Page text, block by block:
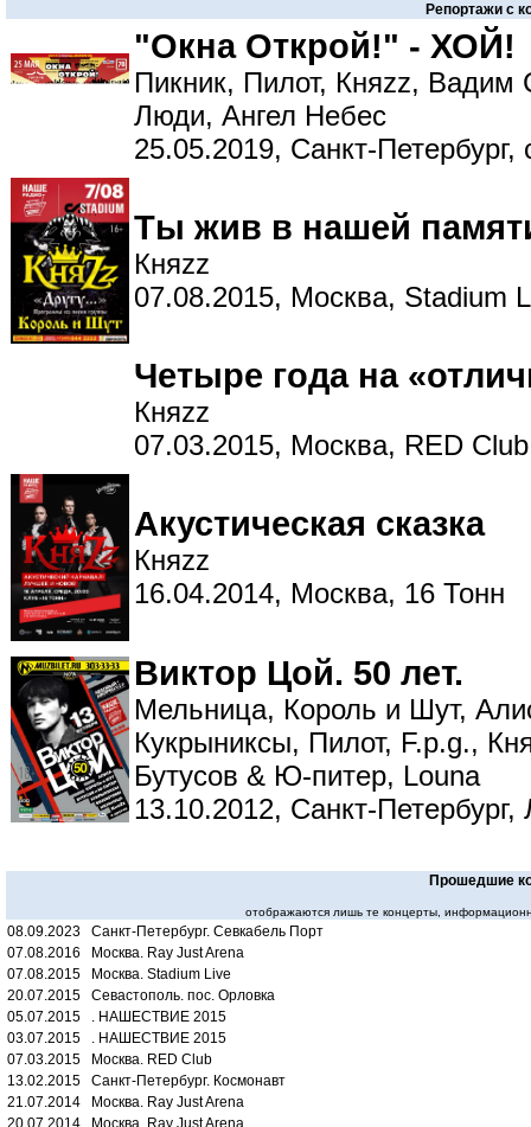
Репортажи с
"Окна Открой!" - ХОЙ!
Пикник, Пилот, Княzz,
Люди, Ангел Небес
25.05.2019, Санкт-
Ты жив в нашей
Княzz
07.08.2015, Москва, Stadium
Четыре года на
Княzz
07.03.2015, Москва, RED Club
Акустическая сказка
Княzz
16.04.2014, Москва, 16 Тонн
Виктор Цой. 50 лет.
Мельница, Король и Шут,
Кукрыниксы, Пилот, F.p.g.,
Бутусов & Ю-питер, Louna
13.10.2012, Санкт-
Прошедшие
отображаются лишь те концерты,
08.09.2023 Санкт-Петербург. Севкабель Порт
07.08.2016 Москва. Ray Just Arena
07.08.2015 Москва. Stadium Live
20.07.2015 Севастополь. пос. Орловка
05.07.2015 . НАШЕСТВИЕ 2015
03.07.2015 . НАШЕСТВИЕ 2015
07.03.2015 Москва. RED Club
13.02.2015 Санкт-Петербург. Космонавт
21.07.2014 Москва. Ray Just Arena
20.07.2014 Москва. Ray Just Arena